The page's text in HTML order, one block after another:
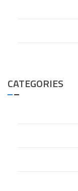
CATEGORIES